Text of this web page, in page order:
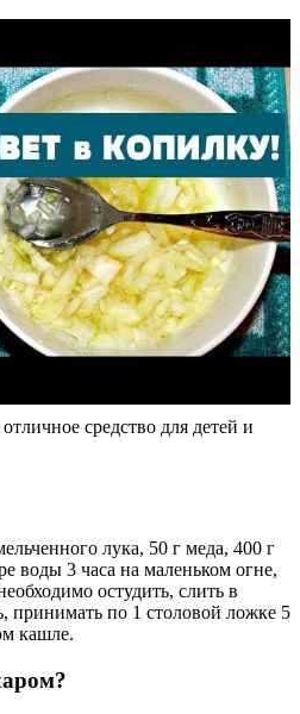
средство для детей и
лука, 50 г меда, 400 г
воды 3 часа на маленьком огне,
остудить, слить в
принимать по 1 столовой ложке 5
кашле.